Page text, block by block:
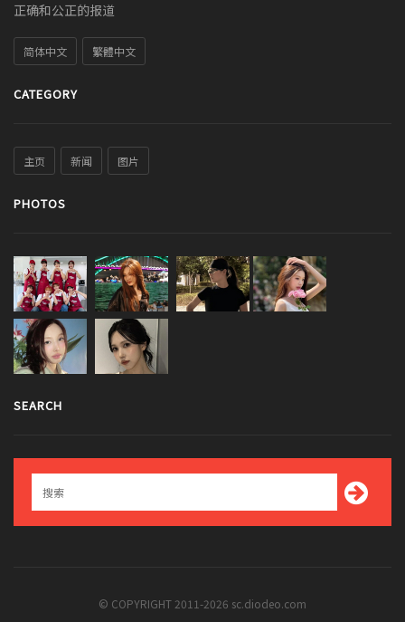
正确和公正的报道
简体中文 繁體中文
CATEGORY
主页 新闻 图片
PHOTOS
SEARCH
© COPYRIGHT 2011-2026 sc.diodeo.com